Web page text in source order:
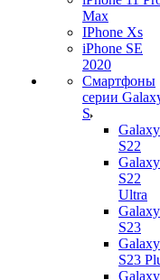
Max
IPhone Xs
iPhone SE
2020
Смартфоны
серии
S
Galaxy
S22
Galaxy
S22
Ultra
Galaxy
S23
Galaxy
S23
Galaxy